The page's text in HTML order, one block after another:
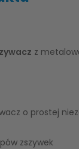
z
o prostej
zszywek